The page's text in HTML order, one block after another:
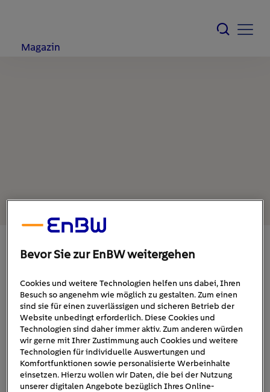
Magazin
gasbehaelter
Bevor Sie zur EnBW weitergehen
Cookies und weitere Technologien helfen uns dabei, Ihren
Besuch so angenehm wie möglich zu gestalten. Zum einen
sind sie für einen zuverlässigen und sicheren Betrieb der
Website unbedingt erforderlich. Diese Cookies und
Technologien sind daher immer aktiv. Zum anderen würden
wir gerne mit Ihrer Zustimmung auch Cookies und weitere
Technologien für individuelle Auswertungen und
Komfortfunktionen sowie personalisierte Werbeinhalte
einsetzen. Hierzu wollen wir Daten, die bei der Nutzung
unserer digitalen Angebote bezüglich Ihres Online-